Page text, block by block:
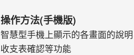
操作方法(手機版)
智慧型手機上顯示的各畫面的說明
收支表確認等功能